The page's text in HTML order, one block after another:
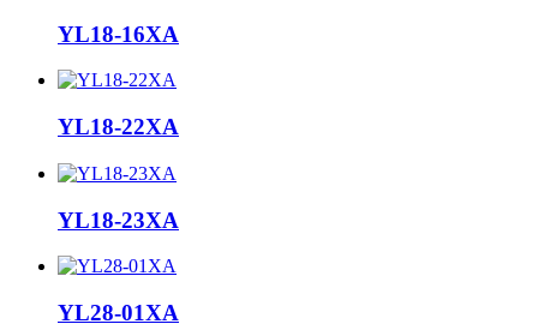
YL18-16XA
YL18-22XA
YL18-23XA
YL28-01XA